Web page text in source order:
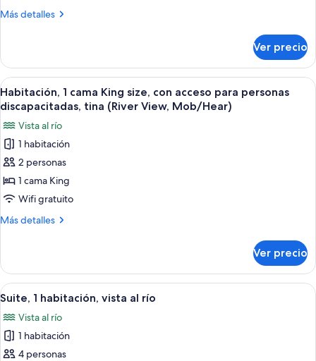
King
al
río
Más detalles
Más
1
cama
King
size,
al
río
Ver precio
Abrir
todas
fotos
de
Habitación,
1
cama
King
acceso
para
personas
discapacitadas,
tina
(River
Habitación de hotel con una cama
4
Habitación, 1 cama King size, con acceso para personas
discapacitadas, tina (River View, Mob/Hear)
Vista al río
1 habitación
2 personas
1 cama King
Wifi gratuito
Más detalles
Más
1
cama
King
con
acceso
para
Ver precio
Abrir
todas
las
fotos
de
Una habitación de hotel moderna
5
Suite, 1 habitación, vista al río
Vista al río
1 habitación
4 personas